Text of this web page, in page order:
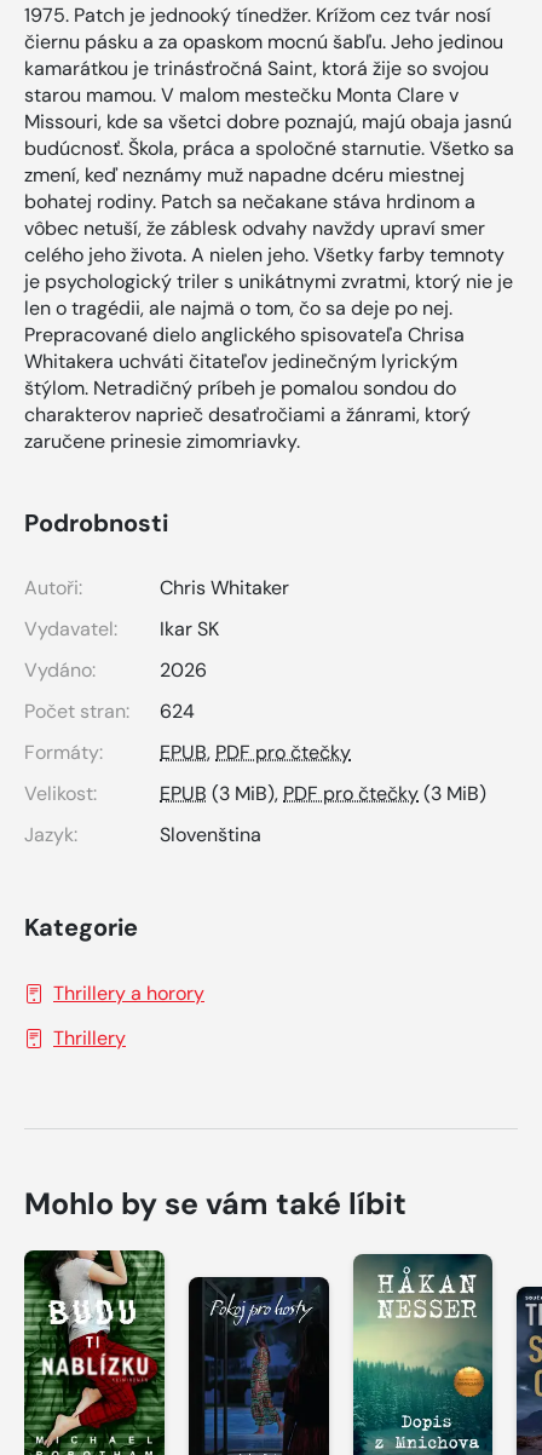
1975. Patch je jednooký tínedžer. Krížom cez tvár nosí
čiernu pásku a za opaskom mocnú šabľu. Jeho jedinou
kamarátkou je trinásťročná Saint, ktorá žije so svojou
starou mamou. V malom mestečku Monta Clare v
Missouri, kde sa všetci dobre poznajú, majú obaja jasnú
budúcnosť. Škola, práca a spoločné starnutie. Všetko sa
zmení, keď neznámy muž napadne dcéru miestnej
bohatej rodiny. Patch sa nečakane stáva hrdinom a
vôbec netuší, že záblesk odvahy navždy upraví smer
celého jeho života. A nielen jeho. Všetky farby temnoty
je psychologický triler s unikátnymi zvratmi, ktorý nie je
len o tragédii, ale najmä o tom, čo sa deje po nej.
Prepracované dielo anglického spisovateľa Chrisa
Whitakera uchváti čitateľov jedinečným lyrickým
štýlom. Netradičný príbeh je pomalou sondou do
charakterov naprieč desaťročiami a žánrami, ktorý
zaručene prinesie zimomriavky.
Podrobnosti
Autoři:
Chris Whitaker
Vydavatel:
Ikar SK
Vydáno:
2026
Počet stran:
624
Formáty:
EPUB, PDF pro čtečky
Velikost:
EPUB (3 MiB), PDF pro čtečky(3 MiB)
Jazyk:
Slovenština
Kategorie
Thrillery a horory
Thrillery
Mohlo by se vám také líbit